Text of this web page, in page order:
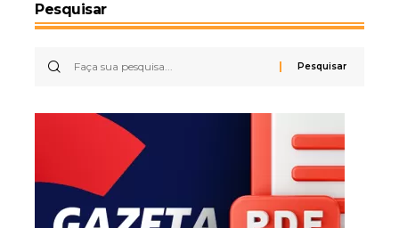
Pesquisar